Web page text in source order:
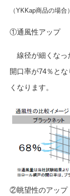
（YKKap商品の場合）
①通風性アップ
線径が細くなっ
開口率が74％と
くなります。
②眺望性のアップ